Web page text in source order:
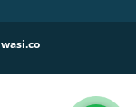
wasi.co